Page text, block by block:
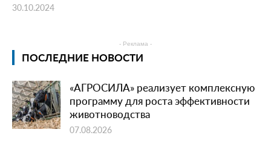
30.10.2024
- Реклама -
ПОСЛЕДНИЕ НОВОСТИ
«АГРОСИЛА» реализует комплексную
программу для роста эффективности
животноводства
07.08.2026